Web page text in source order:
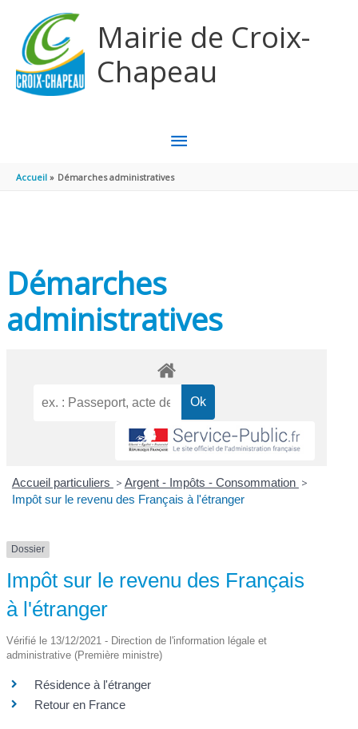
Mairie de Croix-
Chapeau
MENU
PRINCIPAL
Accueil Démarches administratives
Démarches
administratives
Accueil particuliers > Argent - Impôts - Consommation >
Impôt sur le revenu des Français à l'étranger
Dossier
Impôt sur le revenu des Français
à l'étranger
Vérifié le 13/12/2021 - Direction de l'information légale et
administrative (Première ministre)
Résidence à l'étranger
Retour en France